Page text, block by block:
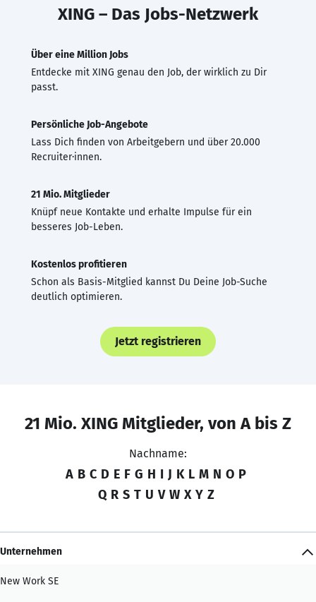
XING – Das Jobs-Netzwerk
Über eine Million Jobs
Entdecke mit XING genau den Job, der wirklich zu Dir
passt.
Persönliche Job-Angebote
Lass Dich finden von Arbeitgebern und über 20.000
Recruiter·innen.
21 Mio. Mitglieder
Knüpf neue Kontakte und erhalte Impulse für ein
besseres Job-Leben.
Kostenlos profitieren
Schon als Basis-Mitglied kannst Du Deine Job-Suche
deutlich optimieren.
Jetzt registrieren
21 Mio. XING Mitglieder, von A bis Z
Nachname:
A B C D E F G H I J K L M N O P
Q R S T U V W X Y Z
Unternehmen
New Work SE